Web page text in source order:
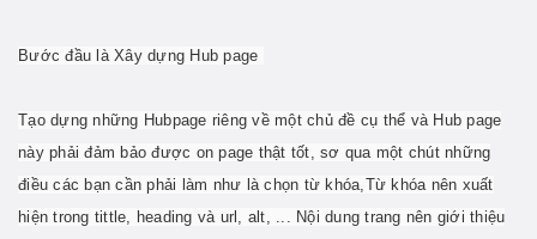
Bước đầu là Xây dựng Hub page
Tạo dựng những Hubpage riêng về một chủ đề cụ thể và Hub page
này phải đảm bảo được on page thật tốt, sơ qua một chút những
điều các bạn cần phải làm như là chọn từ khóa,Từ khóa nên xuất
hiện trong tittle, heading và url, alt, ... Nội dung trang nên giới thiệu